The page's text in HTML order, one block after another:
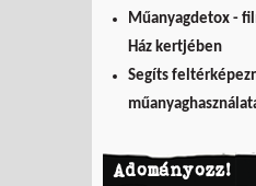
Műanyagdetox -
Ház kertjében
Segíts
Adományozz!